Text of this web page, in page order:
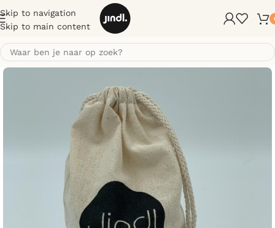
Skip to navigation
Skip to main content